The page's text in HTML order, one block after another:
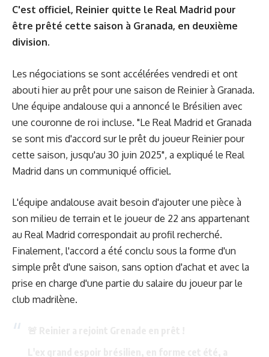
C'est officiel, Reinier quitte le Real Madrid pour
être prêté cette saison à Granada, en deuxième
division.
Les négociations se sont accélérées vendredi et ont
abouti hier au prêt pour une saison de Reinier à Granada.
Une équipe andalouse qui a annoncé le Brésilien avec
une couronne de roi incluse. "Le Real Madrid et Granada
se sont mis d'accord sur le prêt du joueur Reinier pour
cette saison, jusqu'au 30 juin 2025", a expliqué le Real
Madrid dans un communiqué officiel.
L'équipe andalouse avait besoin d'ajouter une pièce à
son milieu de terrain et le joueur de 22 ans appartenant
au Real Madrid correspondait au profil recherché.
Finalement, l'accord a été conclu sous la forme d'un
simple prêt d'une saison, sans option d'achat et avec la
prise en charge d'une partie du salaire du joueur par le
club madrilène.